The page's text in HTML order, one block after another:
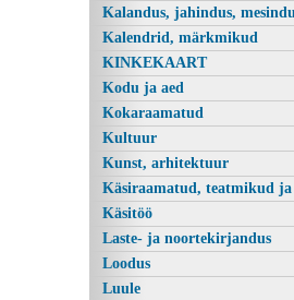
Kalandus, jahindus,
Kalendrid, märkmikud
KINKEKAART
Kodu ja aed
Kokaraamatud
Kultuur
Kunst, arhitektuur
Käsiraamatud, teatmikud
Käsitöö
Laste- ja noortekirjandus
Loodus
Luule